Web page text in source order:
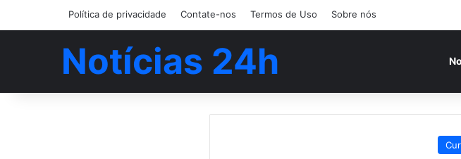
Política de privacidade Contate-nos Termos de Uso Sobre nós
Notícias 24h